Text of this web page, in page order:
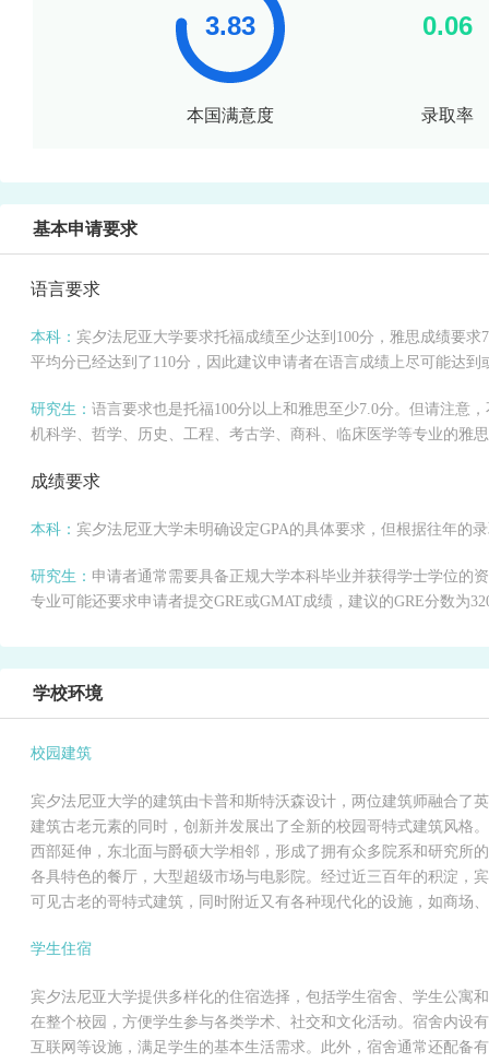
本国满意度 录取率
基本申请要求
语言要求
本科： 宾夕法尼亚大学要求托福成绩至少达到100分，雅思成绩要
平均分已经达到了110分，因此建议申请者在语言成绩上尽可能达到
研究生： 语言要求也是托福100分以上和雅思至少7.0分。但请注意
机科学、哲学、历史、工程、考古学、商科、临床医学等专业的雅
成绩要求
本科： 宾夕法尼亚大学未明确设定GPA的具体要求，但根据往年的
研究生： 申请者通常需要具备正规大学本科毕业并获得学士学位的
专业可能还要求申请者提交GRE或GMAT成绩，建议的GRE分数为
学校环境
校园建筑
宾夕法尼亚大学的建筑由卡普和斯特沃森设计，两位建筑师融合了
建筑古老元素的同时，创新并发展出了全新的校园哥特式建筑风格
西部延伸，东北面与爵硕大学相邻，形成了拥有众多院系和研究所
各具特色的餐厅，大型超级市场与电影院。经过近三百年的积淀，
可见古老的哥特式建筑，同时附近又有各种现代化的设施，如商场
学生住宿
宾夕法尼亚大学提供多样化的住宿选择，包括学生宿舍、学生公寓
在整个校园，方便学生参与各类学术、社交和文化活动。宿舍内设
互联网等设施，满足学生的基本生活需求。此外，宿舍通常还配备